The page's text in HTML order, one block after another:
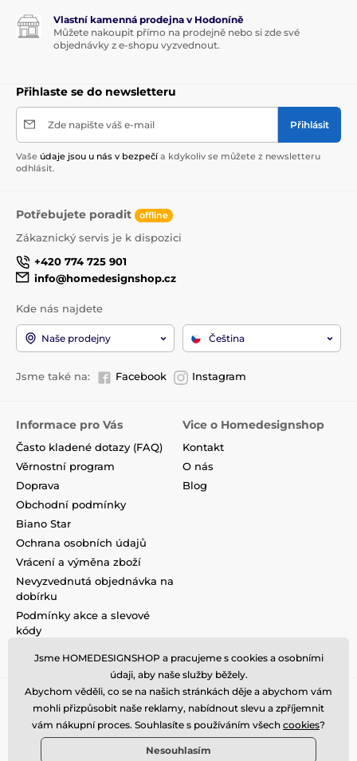
Vlastní kamenná prodejna v Hodoníně
Můžete nakoupit přímo na prodejně nebo si zde své
objednávky z e-shopu vyzvednout.
Přihlaste se do newsletteru
Zde napište váš e-mail Přihlásit
Vaše údaje jsou u nás v bezpečí a kdykoliv se můžete z newsletteru
odhlásit.
Potřebujete poradit offline
Zákaznický servis je k dispozici
+420 774 725 901
info@homedesignshop.cz
Kde nás najdete
Naše prodejny Čeština
Jsme také na: Facebook Instagram
Informace pro Vás
Často kladené dotazy (FAQ)
Věrnostní program
Doprava
Obchodní podmínky
Biano Star
Ochrana osobních údajů
Vrácení a výměna zboží
Nevyzvednutá objednávka na
dobírku
Podmínky akce a slevové
kódy
Vice o Homedesignshop
Kontakt
O nás
Blog
Jsme HOMEDESIGNSHOP a pracujeme s cookies a osobními
údaji, aby naše služby běžely.
Abychom věděli, co se na našich stránkách děje a abychom vám
mohli přizpůsobit naše reklamy, nabídnout slevu a zpříjemnit
vám nákupní proces. Souhlasíte s používáním všech cookies?
Nesouhlasím